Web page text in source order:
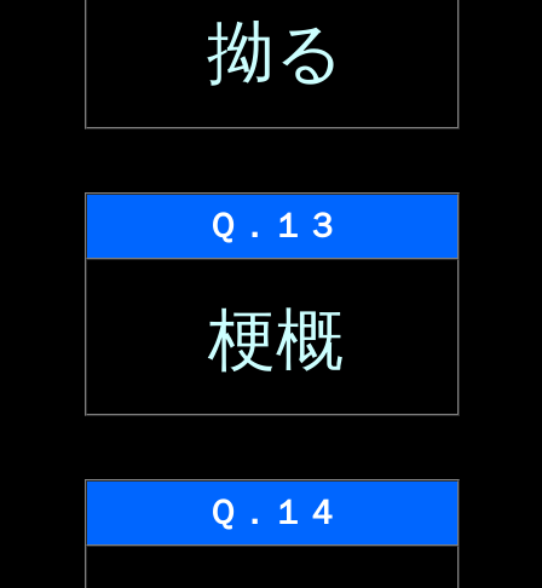
拗る
Ｑ．１３
梗概
Ｑ．１４